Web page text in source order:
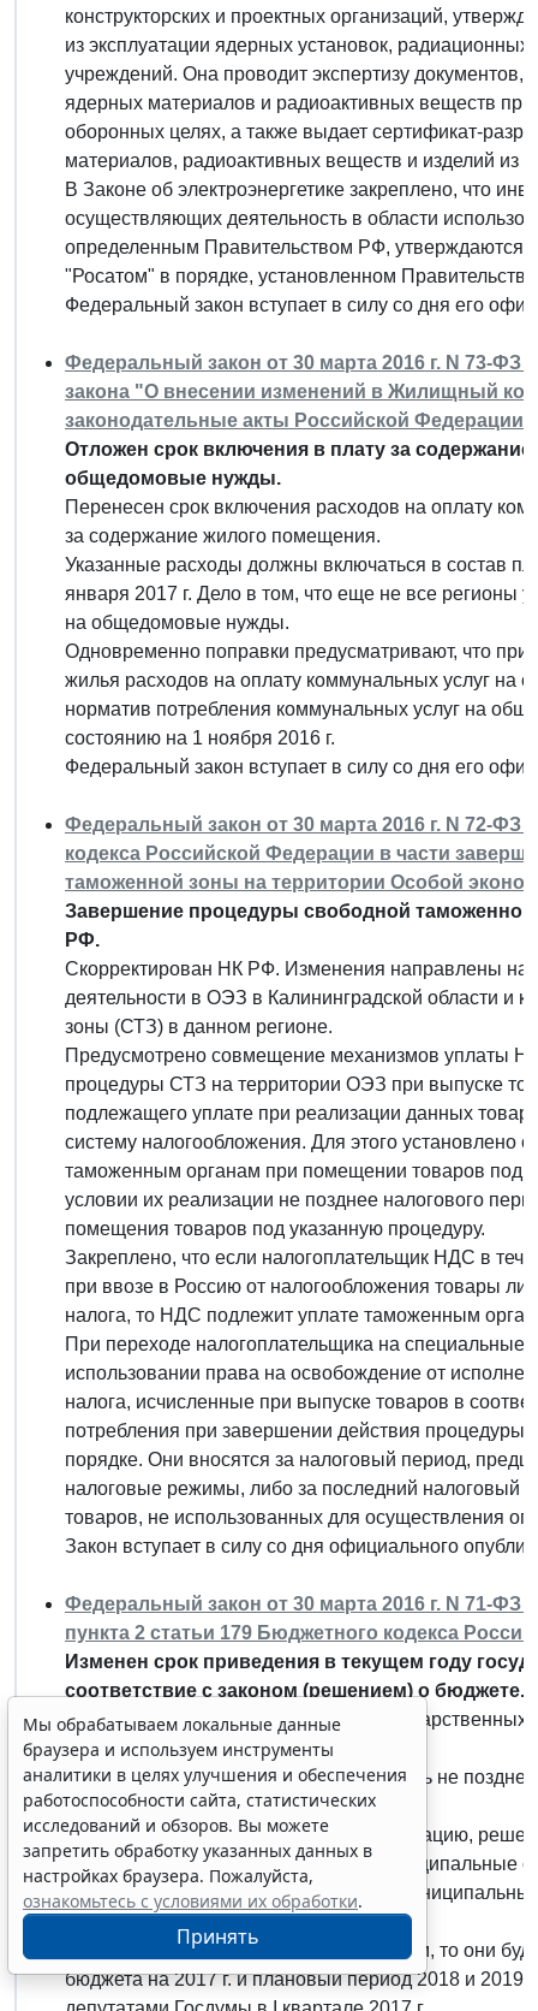
конструкторских и проектных организаций,
из эксплуатации ядерных установок,
учреждений. Она проводит экспертизу
ядерных материалов и радиоактивных веществ
оборонных целях, а также выдает сертификат-
материалов, радиоактивных веществ и изделий из
В Законе об электроэнергетике закреплено, что
осуществляющих деятельность в области
определенным Правительством РФ,
"Росатом" в порядке, установленном
Федеральный закон вступает в силу со дня его
Федеральный закон от 30 марта 2016 г. N 73-
закона "О внесении изменений в Жилищный
законодательные акты Российской Федерации"
Отложен срок включения в плату за
общедомовые нужды.
Перенесен срок включения расходов на оплату
за содержание жилого помещения.
Указанные расходы должны включаться в состав
января 2017 г. Дело в том, что еще не все регионы
на общедомовые нужды.
Одновременно поправки предусматривают, что
жилья расходов на оплату коммунальных услуг
норматив потребления коммунальных услуг на
состоянию на 1 ноября 2016 г.
Федеральный закон вступает в силу со дня его
Федеральный закон от 30 марта 2016 г. N 72-
кодекса Российской Федерации в части
таможенной зоны на территории Особой
Завершение процедуры свободной
РФ.
Скорректирован НК РФ. Изменения направлены на
деятельности в ОЭЗ в Калининградской области и
зоны (СТЗ) в данном регионе.
Предусмотрено совмещение механизмов уплаты
процедуры СТЗ на территории ОЭЗ при выпуске
подлежащего уплате при реализации данных
систему налогообложения. Для этого установлено
таможенным органам при помещении товаров под
условии их реализации не позднее налогового
помещения товаров под указанную процедуру.
Закреплено, что если налогоплательщик НДС в
при ввозе в Россию от налогообложения товары
налога, то НДС подлежит уплате таможенным
При переходе налогоплательщика на
использовании права на освобождение от
налога, исчисленные при выпуске товаров в
потребления при завершении действия
порядке. Они вносятся за налоговый период,
налоговые режимы, либо за последний налоговый
товаров, не использованных для осуществления
Закон вступает в силу со дня официального
Федеральный закон от 30 марта 2016 г. N 71-ФЗ
пункта 2 статьи 179 Бюджетного кодекса
Изменен срок приведения в текущем году
соответствие с законом (решением) о бюджете.
Закон касается срока приведения
(решением) о бюджете.
Согласно БК РФ это необходимо сделать не
бюджете (т. е. до 1 апреля 2016 г.).
Учитывая сложную экономическую ситуацию,
нормы. В текущем году регионы и муниципальные
сроки приведения государственных
бюджете.
Что касается федеральных госпрограмм, то они
бюджета на 2017 г. и плановый период 2018 и 2019
Мы обрабатываем локальные данные
браузера и используем инструменты
аналитики в целях улучшения и обеспечения
работоспособности сайта, статистических
исследований и обзоров. Вы можете
запретить обработку указанных данных в
настройках браузера. Пожалуйста,
ознакомьтесь с условиями их обработки.
Принять